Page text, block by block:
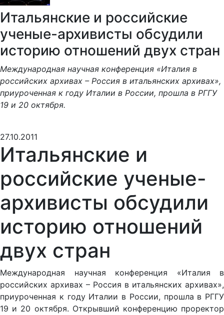
Итальянские и российские
ученые-архивисты обсудили
историю отношений двух стран
Международная научная конференция «Италия в
российских архивах – Россия в итальянских архивах»,
приуроченная к году Италии в России, прошла в РГГУ
19 и 20 октября.
27.10.2011
Итальянские и
российские ученые-
архивисты обсудили
историю отношений
двух стран
Международная научная конференция «Италия в
российских архивах – Россия в итальянских архивах»,
приуроченная к году Италии в России, прошла в РГГУ
19 и 20 октября. Открывший конференцию проректор